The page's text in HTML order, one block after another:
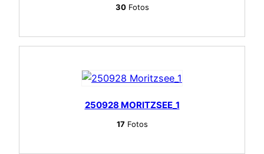
30Fotos
250928 MORITZSEE_1
17Fotos